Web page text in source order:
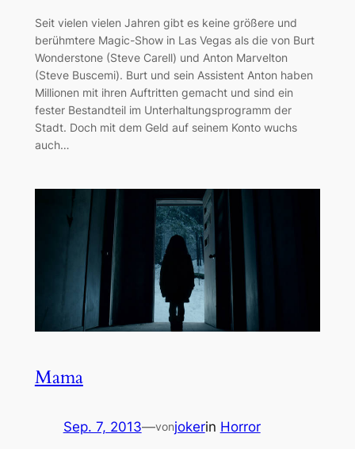
Seit vielen vielen Jahren gibt es keine größere und
berühmtere Magic-Show in Las Vegas als die von Burt
Wonderstone (Steve Carell) und Anton Marvelton
(Steve Buscemi). Burt und sein Assistent Anton haben
Millionen mit ihren Auftritten gemacht und sind ein
fester Bestandteil im Unterhaltungsprogramm der
Stadt. Doch mit dem Geld auf seinem Konto wuchs
auch…
Mama
Sep. 7, 2013—vonjokerin Horror